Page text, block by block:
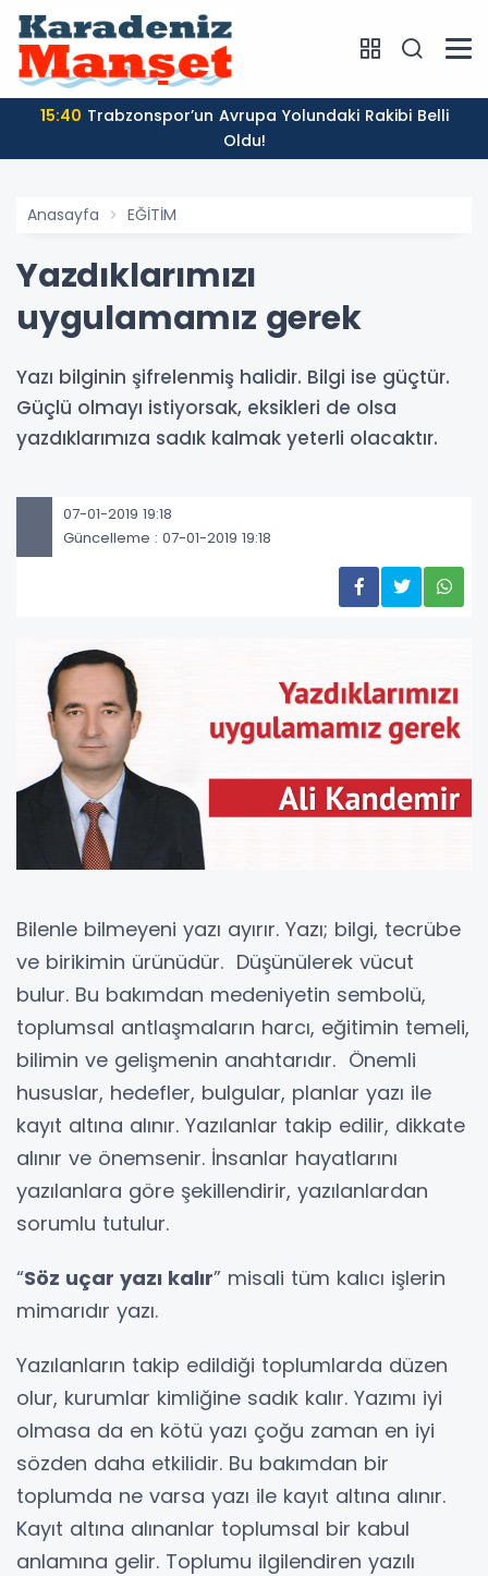
15:40
Oldu!
Anasayfa EĞİTİM
Yazdıklarımızı
uygulamamız gerek
Yazı bilginin şifrelenmiş halidir. Bilgi ise güçtür.
Güçlü olmayı istiyorsak, eksikleri de olsa
yazdıklarımıza sadık kalmak yeterli olacaktır.
07-01-2019 19:18
Güncelleme : 07-01-2019 19:18
Bilenle bilmeyeni yazı ayırır. Yazı; bilgi, tecrübe
ve birikimin ürünüdür. Düşünülerek vücut
bulur. Bu bakımdan medeniyetin sembolü,
toplumsal antlaşmaların harcı, eğitimin temeli,
bilimin ve gelişmenin anahtarıdır. Önemli
hususlar, hedefler, bulgular, planlar yazı ile
kayıt altına alınır. Yazılanlar takip edilir, dikkate
alınır ve önemsenir. İnsanlar hayatlarını
yazılanlara göre şekillendirir, yazılanlardan
sorumlu tutulur.
“Söz uçar yazı kalır” misali tüm kalıcı işlerin
mimarıdır yazı.
Yazılanların takip edildiği toplumlarda düzen
olur, kurumlar kimliğine sadık kalır. Yazımı iyi
olmasa da en kötü yazı çoğu zaman en iyi
sözden daha etkilidir. Bu bakımdan bir
toplumda ne varsa yazı ile kayıt altına alınır.
Kayıt altına alınanlar toplumsal bir kabul
anlamına gelir. Toplumu ilgilendiren yazılı